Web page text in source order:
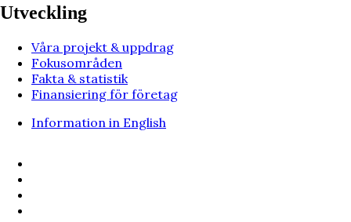
Utveckling
Våra projekt & uppdrag
Fokusområden
Fakta & statistik
Finansiering för företag
Information in English